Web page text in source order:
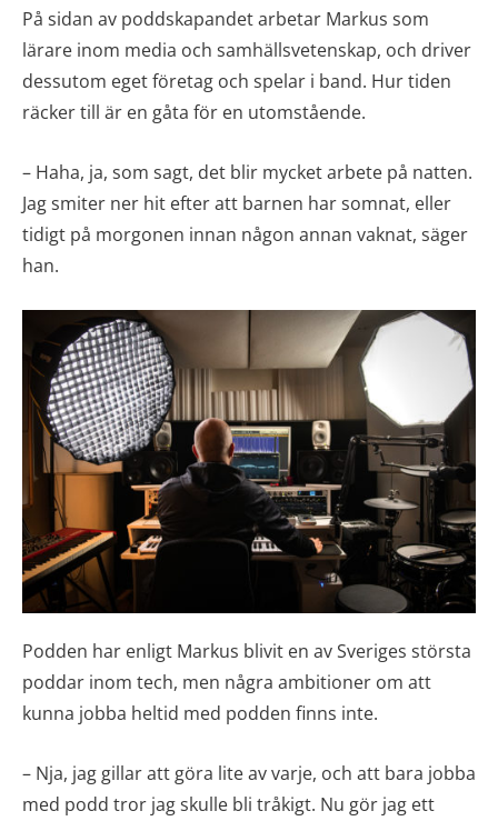
På sidan av poddskapandet arbetar Markus som
lärare inom media och samhällsvetenskap, och driver
dessutom eget företag och spelar i band. Hur tiden
räcker till är en gåta för en utomstående.
– Haha, ja, som sagt, det blir mycket arbete på natten.
Jag smiter ner hit efter att barnen har somnat, eller
tidigt på morgonen innan någon annan vaknat, säger
han.
Podden har enligt Markus blivit en av Sveriges största
poddar inom tech, men några ambitioner om att
kunna jobba heltid med podden finns inte.
– Nja, jag gillar att göra lite av varje, och att bara jobba
med podd tror jag skulle bli tråkigt. Nu gör jag ett